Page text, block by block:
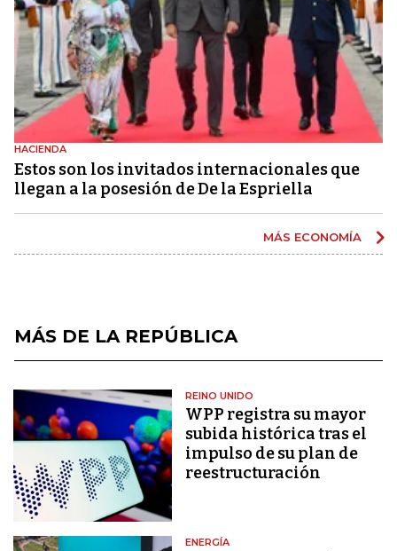
HACIENDA
Estos son los invitados internacionales que
llegan a la posesión de De la Espriella
MÁS ECONOMÍA
MÁS DE LA REPÚBLICA
REINO UNIDO
WPP registra su mayor
subida histórica tras el
impulso de su plan de
reestructuración
ENERGÍA